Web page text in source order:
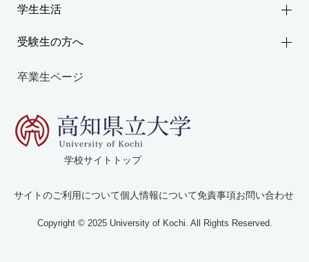
学生生活
受験生の方へ
卒業生ページ
学校サイトトップ
サイトのご利用について個人情報について免責事項お問い合わせ
Copyright © 2025 University of Kochi. All Rights Reserved.